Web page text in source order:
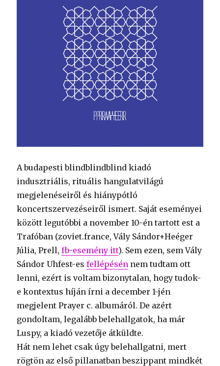
A budapesti blindblindblind kiadó
indusztriális, rituális hangulatvilágú
megjelenéseiről és hiánypótló
koncertszervezéseiről ismert. Saját eseményei
között legutóbbi a november 10-én tartott est a
Trafóban (zoviet.france, Vály Sándor+Heéger
Júlia, Prell,fb-esemény itt). Sem ezen, sem Vály
Sándor Uhfest-esfellépésén nem tudtam ott
lenni, ezért is voltam bizonytalan, hogy tudok-
e kontextus híján írni a december 1-jén
megjelent Prayer c. albumáról. De azért
gondoltam, legalább belehallgatok, ha már
Luspy, a kiadó vezetője átküldte.
Hát nem lehet csak úgy belehallgatni, mert
rögtön az első pillanatban beszippant mindkét